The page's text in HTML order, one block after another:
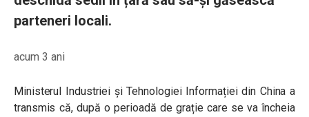
parteneri locali.
acum 3 ani
Ministerul Industriei și Tehnologiei Informației din China a
transmis că, după o perioadă de grație care se va încheia